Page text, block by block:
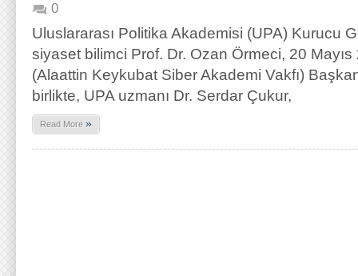
0
Uluslararası Politika Akademisi (UPA) Kurucu
siyaset bilimci Prof. Dr. Ozan Örmeci, 20
(Alaattin Keykubat Siber Akademi Vakfı)
birlikte, UPA uzmanı Dr. Serdar Çukur,
Read More »